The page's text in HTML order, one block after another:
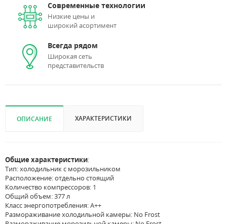
Современные технологии
Низкие цены и
широкий асортимент
Всегда рядом
Широкая сеть
представительств
ОПИСАНИЕ ХАРАКТЕРИСТИКИ
Общие характеристики:
Тип: холодильник с морозильником
Расположение: отдельно стоящий
Количество компрессоров: 1
Общий объем: 377 л
Класс энергопотребления: A++
Размораживание холодильной камеры: No Frost